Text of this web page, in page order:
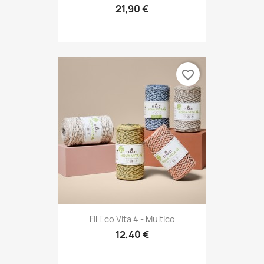
21,90 €
Fil Eco Vita 4 - Multico
12,40 €
favorite_border